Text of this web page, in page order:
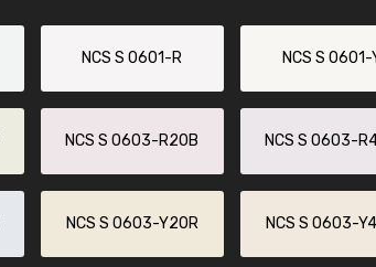
NCS S 0601-R NCS S 0601-
NCS S 0603-R20B NCS S 0603-
NCS S 0603-Y20R NCS S 0603-